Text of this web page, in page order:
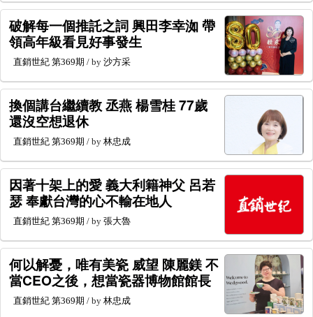
破解每一個推託之詞 興田李幸洳 帶
領高年級看見好事發生
直銷世紀 第369期 / by 沙方采
換個講台繼續教 丞燕 楊雪桂 77歲
還沒空想退休
直銷世紀 第369期 / by 林忠成
因著十架上的愛 義大利籍神父 呂若
瑟 奉獻台灣的心不輸在地人
直銷世紀 第369期 / by 張大魯
何以解憂，唯有美瓷 威望 陳麗鎂 不
當CEO之後，想當瓷器博物館館長
直銷世紀 第369期 / by 林忠成